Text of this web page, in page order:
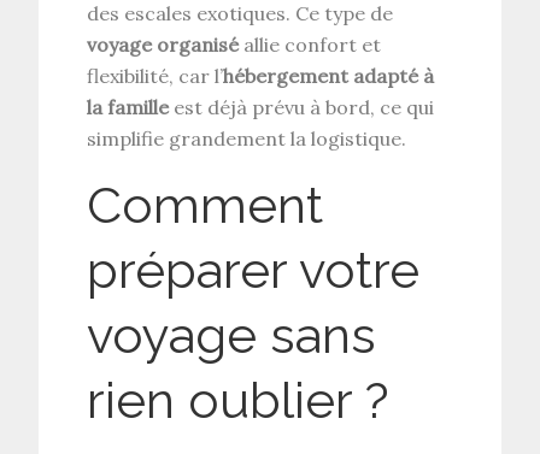
des escales exotiques. Ce type de
voyage organiséallie confort et
flexibilité, car l’hébergement adapté à
la familleest déjà prévu à bord, ce qui
simplifie grandement la logistique.
Comment
préparer votre
voyage sans
rien oublier ?